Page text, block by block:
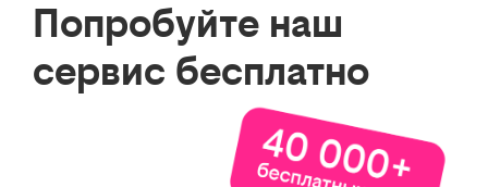
Попробуйте наш
сервис бесплатно